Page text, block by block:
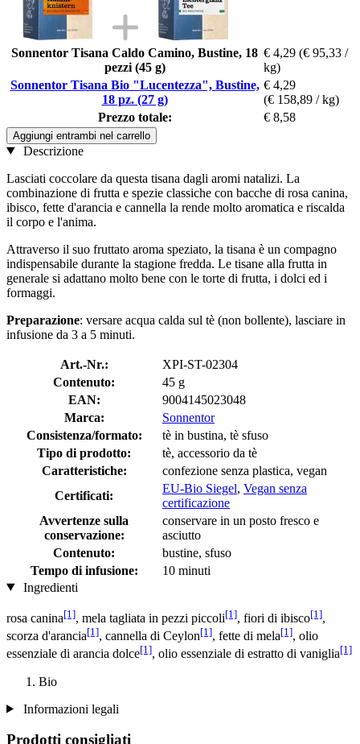
Sonnentor Tisana Caldo Camino, Bustine, 18
pezzi (45 g)
€ 4,29 (€ 95,33 /
kg)
Sonnentor Tisana Bio "Lucentezza", Bustine,
18 pz. (27 g)
€ 4,29
(€ 158,89 / kg)
Prezzo totale:
€ 8,58
Aggiungi entrambi nel carrello
Descrizione
Lasciati coccolare da questa tisana dagli aromi natalizi. La
combinazione di frutta e spezie classiche con bacche di rosa canina,
ibisco, fette d'arancia e cannella la rende molto aromatica e riscalda
il corpo e l'anima.
Attraverso il suo fruttato aroma speziato, la tisana è un compagno
indispensabile durante la stagione fredda. Le tisane alla frutta in
generale si adattano molto bene con le torte di frutta, i dolci ed i
formaggi.
Preparazione: versare acqua calda sul tè (non bollente), lasciare in
infusione da 3 a 5 minuti.
Art.-Nr.:
XPI-ST-02304
Contenuto:
45 g
EAN:
9004145023048
Marca:
Sonnentor
Consistenza/formato:
tè in bustina, tè sfuso
Tipo di prodotto:
tè, accessorio da tè
Caratteristiche:
confezione senza plastica, vegan
Certificati:
EU-Bio Siegel, Vegan senza
certificazione
Avvertenze sulla
conservazione:
conservare in un posto fresco e
asciutto
Contenuto:
bustine, sfuso
Tempo di infusione:
10 minuti
Ingredienti
rosa canina[1], mela tagliata in pezzi piccoli[1], fiori di ibisco[1],
scorza d'arancia[1], cannella di Ceylon[1], fette di mela[1], olio
essenziale di arancia dolce[1], olio essenziale di estratto di vaniglia[1]
Bio
Informazioni legali
Prodotti consigliati